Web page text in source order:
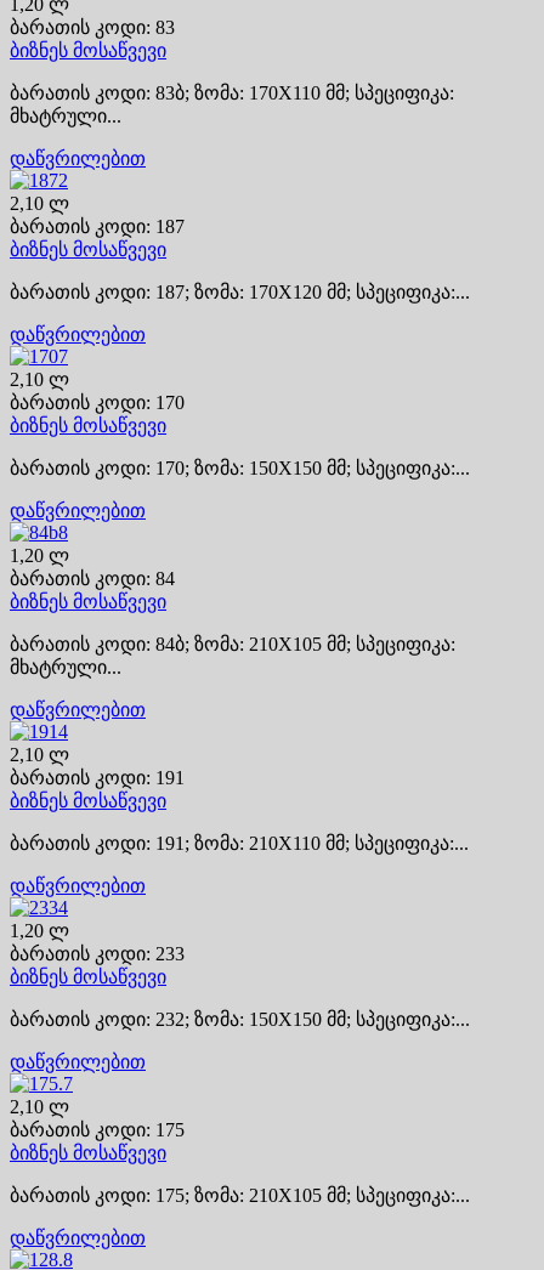
ბარათის კოდი: 83
ბიზნეს მოსაწვევი
ბარათის კოდი: 83ბ; ზომა: 170X110 მმ; სპეციფიკა:
მხატრული...
დაწვრილებით
2,10 ლ
ბარათის კოდი: 187
ბიზნეს მოსაწვევი
ბარათის კოდი: 187; ზომა: 170X120 მმ; სპეციფიკა:...
დაწვრილებით
2,10 ლ
ბარათის კოდი: 170
ბიზნეს მოსაწვევი
ბარათის კოდი: 170; ზომა: 150X150 მმ; სპეციფიკა:...
დაწვრილებით
1,20 ლ
ბარათის კოდი: 84
ბიზნეს მოსაწვევი
ბარათის კოდი: 84ბ; ზომა: 210X105 მმ; სპეციფიკა:
მხატრული...
დაწვრილებით
2,10 ლ
ბარათის კოდი: 191
ბიზნეს მოსაწვევი
ბარათის კოდი: 191; ზომა: 210X110 მმ; სპეციფიკა:...
დაწვრილებით
1,20 ლ
ბარათის კოდი: 233
ბიზნეს მოსაწვევი
ბარათის კოდი: 232; ზომა: 150X150 მმ; სპეციფიკა:...
დაწვრილებით
2,10 ლ
ბარათის კოდი: 175
ბიზნეს მოსაწვევი
ბარათის კოდი: 175; ზომა: 210X105 მმ; სპეციფიკა:...
დაწვრილებით